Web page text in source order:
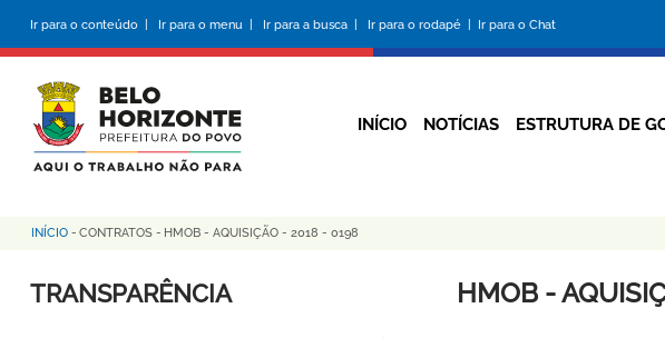
conteúdo
principal
Ir para o conteúdo | Ir para o menu | Ir para a busca | Ir para o rodapé | Ir para o Chat
INÍCIO NOTÍCIAS ESTRUTURA DE
Trilha
de
INÍCIO - CONTRATOS - HMOB - AQUISIÇÃO - 2018 - 0198
HMOB -
TRANSPARÊNCIA